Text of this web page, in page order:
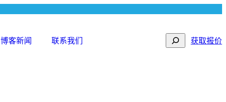
博客新闻 联系我们 Search获取报价